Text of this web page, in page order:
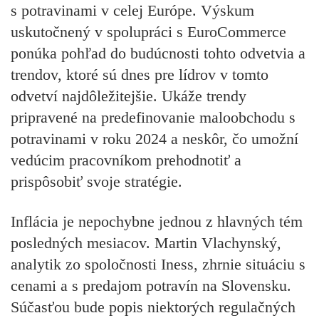
s potravinami v celej Európe. Výskum
uskutočnený v spolupráci s EuroCommerce
ponúka pohľad do budúcnosti tohto odvetvia a
trendov, ktoré sú dnes pre lídrov v tomto
odvetví najdôležitejšie. Ukáže trendy
pripravené na predefinovanie maloobchodu s
potravinami v roku 2024 a neskôr, čo umožní
vedúcim pracovníkom prehodnotiť a
prispôsobiť svoje stratégie.
Inflácia je nepochybne jednou z hlavných tém
posledných mesiacov. Martin Vlachynský,
analytik zo spoločnosti Iness, zhrnie situáciu s
cenami a s predajom potravín na Slovensku.
Súčasťou bude popis niektorých regulačných